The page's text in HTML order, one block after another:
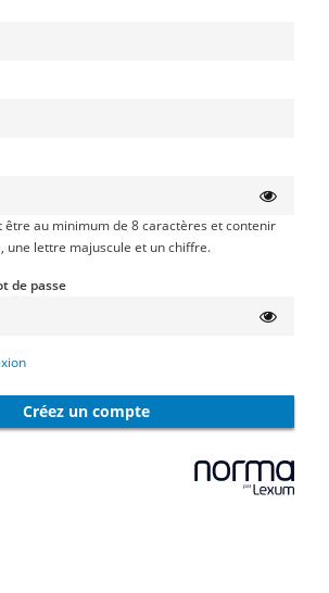
être au minimum de 8 caractères et contenir
une lettre majuscule et un chiffre.
de passe
Créez un compte